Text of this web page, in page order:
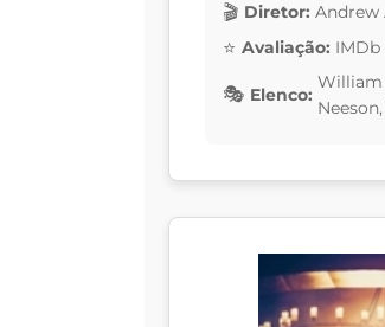
Diretor: Andrew
Avaliação: IMDb
Elenco:
William